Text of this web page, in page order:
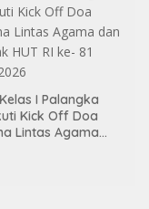
I Palangka
Kick Off Doa
Lintas Agama